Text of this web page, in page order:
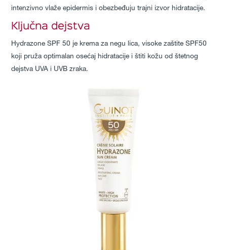
intenzivno vlaže epidermis i obezbeđuju trajni izvor hidratacije.
Ključna dejstva
Hydrazone SPF 50 je krema za negu lica, visoke zaštite SPF50
koji pruža optimalan osećaj hidratacije i štiti kožu od štetnog
dejstva UVA i UVB zraka.